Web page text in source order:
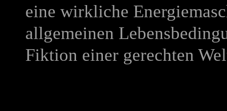
eine wirkliche
allgemeinen
Fiktion einer gerechten